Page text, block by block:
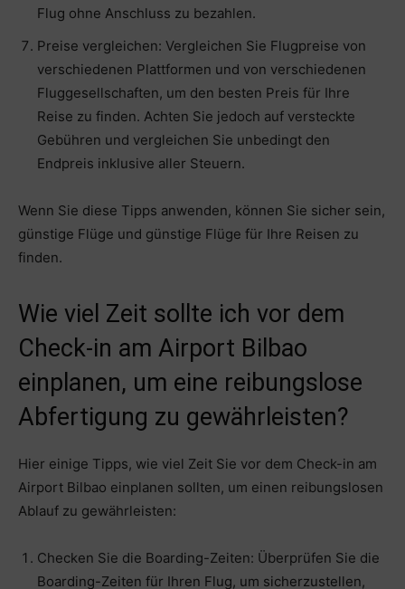
Flug ohne Anschluss zu bezahlen.
Preise vergleichen: Vergleichen Sie Flugpreise von
verschiedenen Plattformen und von verschiedenen
Fluggesellschaften, um den besten Preis für Ihre
Reise zu finden. Achten Sie jedoch auf versteckte
Gebühren und vergleichen Sie unbedingt den
Endpreis inklusive aller Steuern.
Wenn Sie diese Tipps anwenden, können Sie sicher sein,
günstige Flüge und günstige Flüge für Ihre Reisen zu
finden.
Wie viel Zeit sollte ich vor dem
Check-in am Airport Bilbao
einplanen, um eine reibungslose
Abfertigung zu gewährleisten?
Hier einige Tipps, wie viel Zeit Sie vor dem Check-in am
Airport Bilbao einplanen sollten, um einen reibungslosen
Ablauf zu gewährleisten:
Checken Sie die Boarding-Zeiten: Überprüfen Sie die
Boarding-Zeiten für Ihren Flug, um sicherzustellen,